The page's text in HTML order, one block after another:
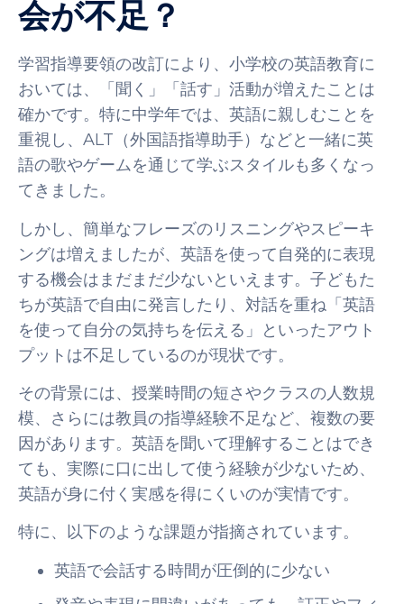
会が不足？
学習指導要領の改訂により、小学校の英語教育に
おいては、「聞く」「話す」活動が増えたことは
確かです。特に中学年では、英語に親しむことを
重視し、ALT（外国語指導助手）などと一緒に英
語の歌やゲームを通じて学ぶスタイルも多くなっ
てきました。
しかし、簡単なフレーズのリスニングやスピーキ
ングは増えましたが、英語を使って自発的に表現
する機会はまだまだ少ないといえます。子どもた
ちが英語で自由に発言したり、対話を重ね「英語
を使って自分の気持ちを伝える」といったアウト
プットは不足しているのが現状です。
その背景には、授業時間の短さやクラスの人数規
模、さらには教員の指導経験不足など、複数の要
因があります。英語を聞いて理解することはでき
ても、実際に口に出して使う経験が少ないため、
英語が身に付く実感を得にくいのが実情です。
特に、以下のような課題が指摘されています。
英語で会話する時間が圧倒的に少ない